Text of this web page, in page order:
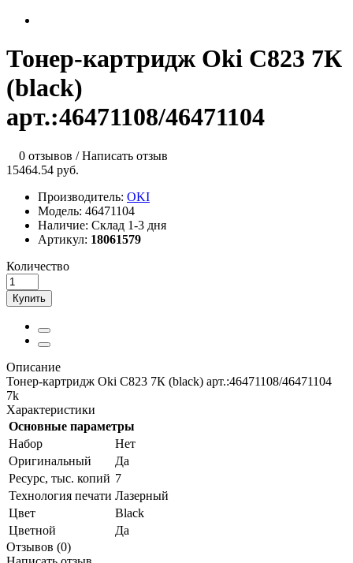
Тонер-картридж Oki C823 7К
(black)
арт.:46471108/46471104
0 отзывов /Написать отзыв
15464.54 руб.
Производитель: OKI
Модель: 46471104
Наличие: Склад 1-3 дня
Артикул: 18061579
Количество
Купить
Описание
Тонер-картридж Oki C823 7К (black) арт.:46471108/46471104
7k
Характеристики
Основные параметры
Набор
Нет
Оригинальный
Да
Ресурс, тыс. копий 7
Технология печати Лазерный
Цвет
Black
Цветной
Да
Отзывов (0)